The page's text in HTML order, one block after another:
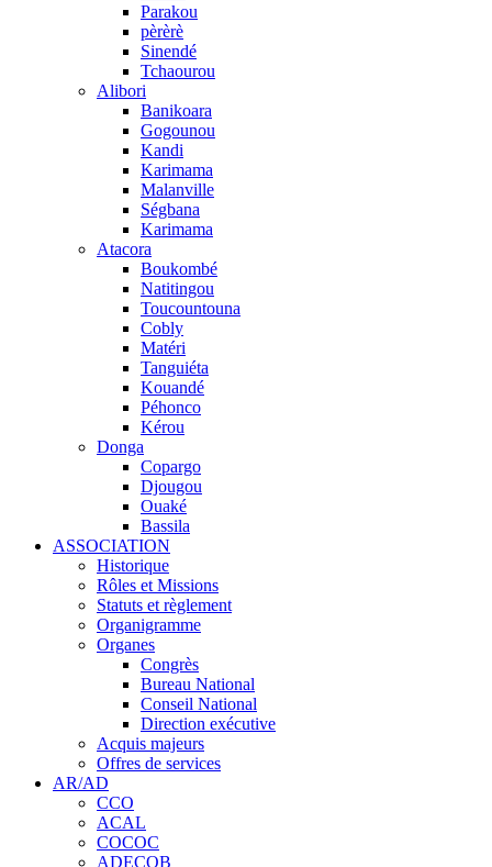
Parakou
pèrèrè
Sinendé
Tchaourou
Alibori
Banikoara
Gogounou
Kandi
Karimama
Malanville
Ségbana
Karimama
Atacora
Boukombé
Natitingou
Toucountouna
Cobly
Matéri
Tanguiéta
Kouandé
Péhonco
Kérou
Donga
Copargo
Djougou
Ouaké
Bassila
ASSOCIATION
Historique
Rôles et Missions
Statuts et règlement
Organigramme
Organes
Congrès
Bureau National
Conseil National
Direction exécutive
Acquis majeurs
Offres de services
AR/AD
CCO
ACAL
COCOC
ADECOB